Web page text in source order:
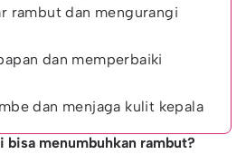
rambut dan mengurangi
dan memperbaiki
dan menjaga kulit kepala
menumbuhkan rambut?